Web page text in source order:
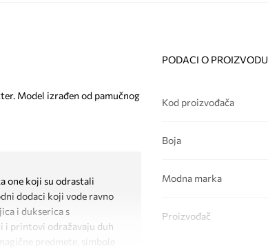
Model izrađen od pamučnog
one koji su odrastali
dodaci koji vode ravno
i dukserica s
i printovi odražavaju duh
predmete, simbole
PODACI O PROIZVODU
Kod proizvođača
Boja
Modna marka
Proizvođač